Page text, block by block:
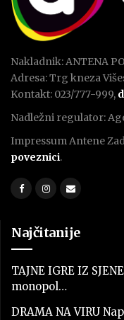
Nakladnik: ANTENA
Adresa: Trg kneza
Kontakt: 023/777-999,
Nadležni regulator:
Impressum Antene
poveznici.
Najčitanije
TAJNE IGRE IZ
monopol…
DRAMA NA VIRU